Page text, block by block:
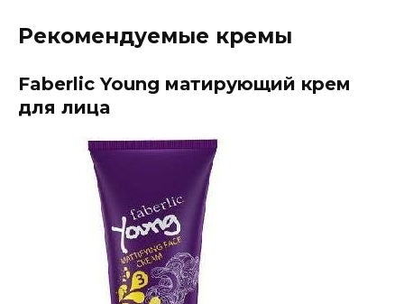
Рекомендуемые кремы
Faberlic Young матирующий крем
для лица